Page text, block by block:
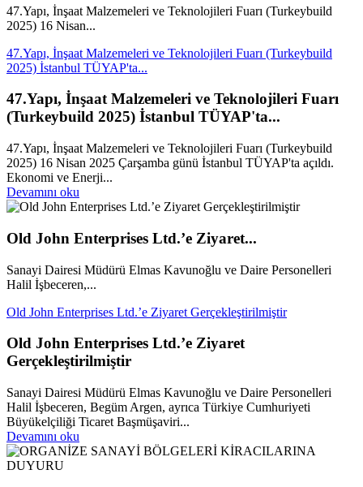
47.Yapı, İnşaat Malzemeleri ve Teknolojileri Fuarı (Turkeybuild
2025) 16 Nisan...
47.Yapı, İnşaat Malzemeleri ve Teknolojileri Fuarı (Turkeybuild
2025) İstanbul TÜYAP'ta...
47.Yapı, İnşaat Malzemeleri ve Teknolojileri Fuarı
(Turkeybuild 2025) İstanbul TÜYAP'ta...
47.Yapı, İnşaat Malzemeleri ve Teknolojileri Fuarı (Turkeybuild
2025) 16 Nisan 2025 Çarşamba günü İstanbul TÜYAP'ta açıldı.
Ekonomi ve Enerji...
Devamını oku
Old John Enterprises Ltd.’e Ziyaret...
Sanayi Dairesi Müdürü Elmas Kavunoğlu ve Daire Personelleri
Halil İşbeceren,...
Old John Enterprises Ltd.’e Ziyaret Gerçekleştirilmiştir
Old John Enterprises Ltd.’e Ziyaret
Gerçekleştirilmiştir
Sanayi Dairesi Müdürü Elmas Kavunoğlu ve Daire Personelleri
Halil İşbeceren, Begüm Argen, ayrıca Türkiye Cumhuriyeti
Büyükelçiliği Ticaret Başmüşaviri...
Devamını oku